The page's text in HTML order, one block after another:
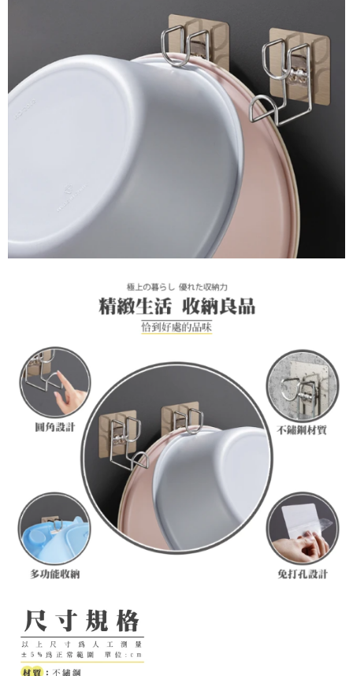
１．透過由恩沛科技股份有限公司提供之「AFTEE先享後付」服務完成之交
易，需依本服務之必要範圍內提供個人資料，並將交易相關給付款項請求債
權轉讓予恩沛科技股份有限公司。
２．關於個人資料處理事宜，請瀏覽以下網址：
３．未成年的使用者請事先徵得法定代理人或監護人之同意方可使用
「AFTEE先享後付」，若未經同意申辦者引起之損失，本公司不負相關責
４．使用「AFTEE先享後付」時，將依據個別帳號之用戶狀況，依本公司即
時審查核予不同之上限額度；若仍有額度不足之情形，本公司將視審查結果
請求用戶進行身份認證。
５．嚴禁一人註冊多個帳號或使用他人資訊註冊。若發現惡意使用之情形，
恩沛科技股份有限公司將有權停止該用戶之使用額度並採取法律行動。